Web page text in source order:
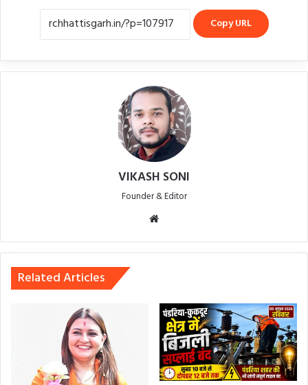
Copy URL
VIKASH SONI
Founder & Editor
Related Articles